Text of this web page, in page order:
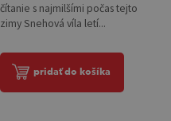
čítanie s najmilšími počas tejto
zimy Snehová víla letí...
pridať do košíka